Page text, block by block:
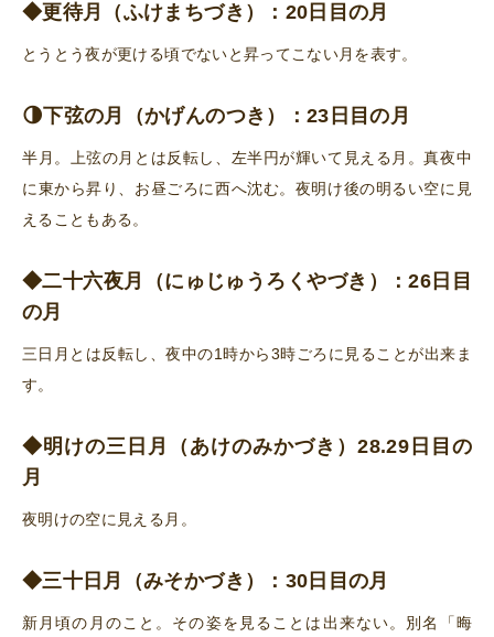
◆更待月（ふけまちづき）：20日目の月
とうとう夜が更ける頃でないと昇ってこない月を表す。
🌗下弦の月（かげんのつき）：23日目の月
半月。上弦の月とは反転し、左半円が輝いて見える月。真夜中
に東から昇り、お昼ごろに西へ沈む。夜明け後の明るい空に見
えることもある。
◆二十六夜月（にゅじゅうろくやづき）：26日目
の月
三日月とは反転し、夜中の1時から3時ごろに見ることが出来ま
す。
◆明けの三日月（あけのみかづき）28.29日目の
月
夜明けの空に見える月。
◆三十日月（みそかづき）：30日目の月
新月頃の月のこと。その姿を見ることは出来ない。別名「晦